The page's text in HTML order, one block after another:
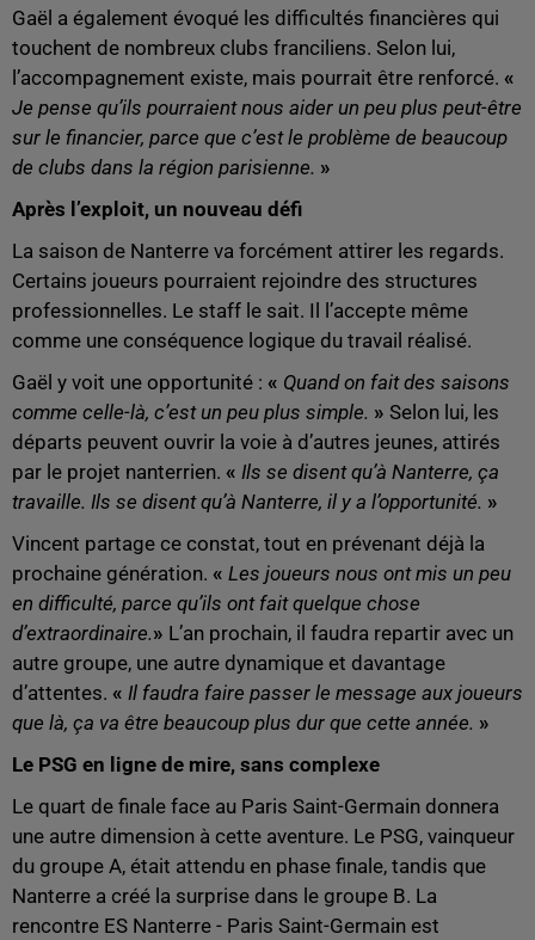
Gaël a également évoqué les difficultés financières qui
touchent de nombreux clubs franciliens. Selon lui,
l’accompagnement existe, mais pourrait être renforcé. «
Je pense qu’ils pourraient nous aider un peu plus peut-être
sur le financier, parce que c’est le problème de beaucoup
de clubs dans la région parisienne. »
Après l’exploit, un nouveau défi
La saison de Nanterre va forcément attirer les regards.
Certains joueurs pourraient rejoindre des structures
professionnelles. Le staff le sait. Il l’accepte même
comme une conséquence logique du travail réalisé.
Gaël y voit une opportunité : « Quand on fait des saisons
comme celle-là, c’est un peu plus simple. » Selon lui, les
départs peuvent ouvrir la voie à d’autres jeunes, attirés
par le projet nanterrien. « Ils se disent qu’à Nanterre, ça
travaille. Ils se disent qu’à Nanterre, il y a l’opportunité. »
Vincent partage ce constat, tout en prévenant déjà la
prochaine génération. « Les joueurs nous ont mis un peu
en difficulté, parce qu’ils ont fait quelque chose
d’extraordinaire.» L’an prochain, il faudra repartir avec un
autre groupe, une autre dynamique et davantage
d’attentes. « Il faudra faire passer le message aux joueurs
que là, ça va être beaucoup plus dur que cette année. »
Le PSG en ligne de mire, sans complexe
Le quart de finale face au Paris Saint-Germain donnera
une autre dimension à cette aventure. Le PSG, vainqueur
du groupe A, était attendu en phase finale, tandis que
Nanterre a créé la surprise dans le groupe B. La
rencontre ES Nanterre - Paris Saint-Germain est